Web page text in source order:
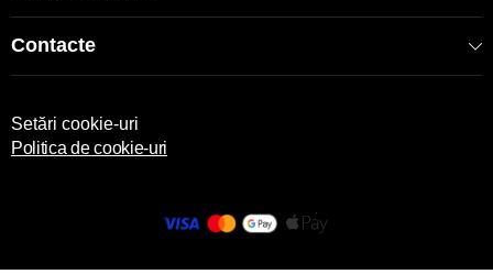
Contacte
Setări cookie-uri
Politica de cookie-uri